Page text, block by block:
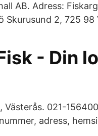
AB. Adress:
Skurusund 2, 725 98
- Din
Västerås. 021-
adress,